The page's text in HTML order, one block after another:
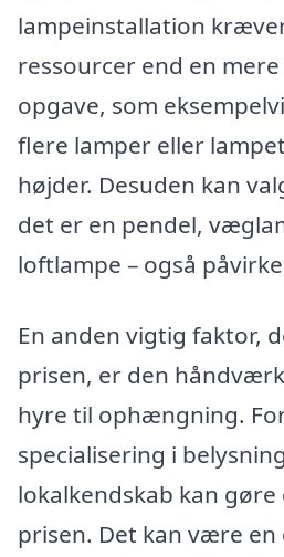
lampeinstallation
ressourcer end en
opgave, som
flere lamper eller
højder. Desuden kan
det er en pendel,
loftlampe – også
En anden vigtig faktor,
prisen, er den
hyre til ophængning.
specialisering i
lokalkendskab kan gøre
prisen. Det kan være en